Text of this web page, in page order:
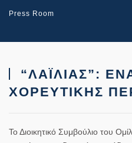
Press Room
“ΛΑΪΛΙΑΣ”:
ΧΟΡΕΥΤΙΚΗΣ
Το Διοικητικό Συμβούλιο του